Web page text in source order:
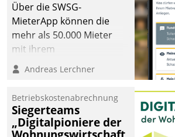
Über die SWSG-
MieterApp können die
mehr als 50.000 Mieter
mit ihrem
Wohnungsunternehmen
kommunizieren, auf dem
einsehen und ändern
oder
Schadensmeldungen
Andreas Lerchner
Betriebskostenabrechnung
Siegerteams
„Digitalpioniere der